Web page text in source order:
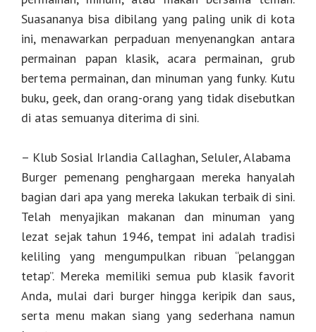
Suasananya bisa dibilang yang paling unik di kota
ini, menawarkan perpaduan menyenangkan antara
permainan papan klasik, acara permainan, grub
bertema permainan, dan minuman yang funky. Kutu
buku, geek, dan orang-orang yang tidak disebutkan
di atas semuanya diterima di sini.
– Klub Sosial Irlandia Callaghan, Seluler, Alabama
Burger pemenang penghargaan mereka hanyalah
bagian dari apa yang mereka lakukan terbaik di sini.
Telah menyajikan makanan dan minuman yang
lezat sejak tahun 1946, tempat ini adalah tradisi
keliling yang mengumpulkan ribuan “pelanggan
tetap”. Mereka memiliki semua pub klasik favorit
Anda, mulai dari burger hingga keripik dan saus,
serta menu makan siang yang sederhana namun